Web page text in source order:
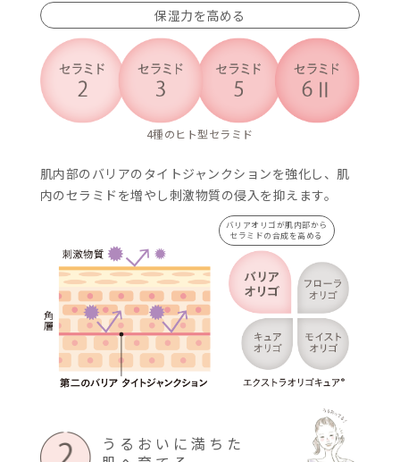
肌のバリア機能を高め
4種のヒト型セラミ